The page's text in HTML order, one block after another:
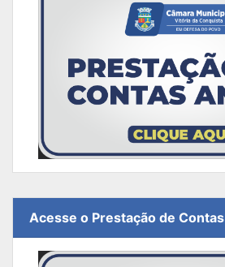
Acesse o Prestação de Contas